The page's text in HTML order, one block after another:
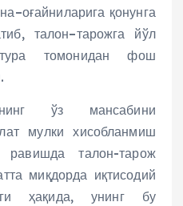
қонунга
талон–тарожга йўл
томонидан фош
ўз мансабини
мулки хисобланмиш
талон-тарож
миқдорда иқтисодий
ҳақида, унинг бу